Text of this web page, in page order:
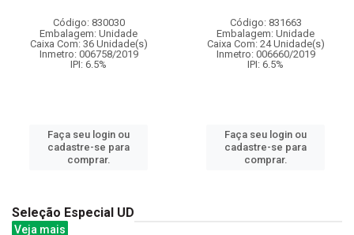
Código: 830030
Embalagem: Unidade
Caixa Com: 36 Unidade(s)
Inmetro: 006758/2019
IPI: 6.5%
Faça seu login ou
cadastre-se para
comprar.
Código: 831663
Embalagem: Unidade
Caixa Com: 24 Unidade(s)
Inmetro: 006660/2019
IPI: 6.5%
Faça seu login ou
cadastre-se para
comprar.
Seleção Especial UD
Veja mais